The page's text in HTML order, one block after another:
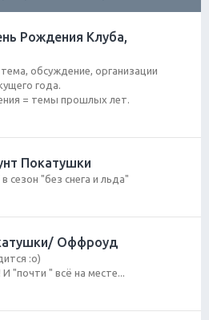
Рождения Клуба,
обсуждение, организации
года.
= темы прошлых лет.
Покатушки
сезон "без снега и льда"
Оффроуд
:о)
"почти " всё на месте...